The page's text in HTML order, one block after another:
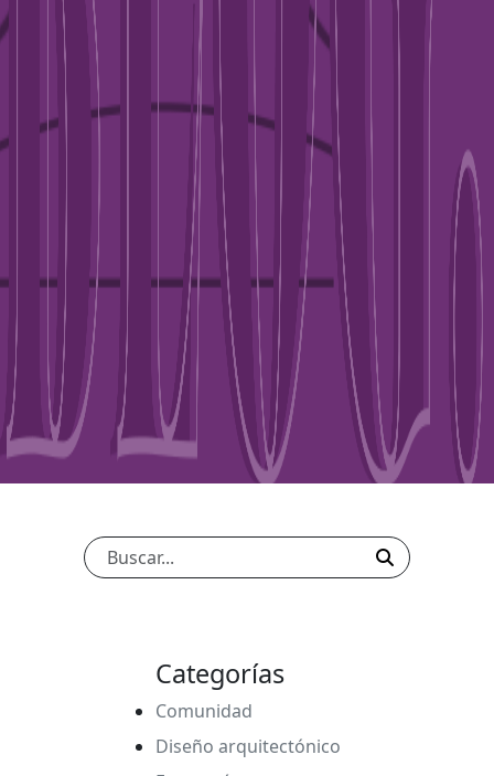
Categorías
Comunidad
Diseño arquitectónico